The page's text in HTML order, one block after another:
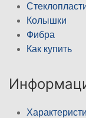
Колышки
Фибра
Как купить